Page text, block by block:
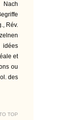
Nach
Rév.
idées
et
ou
des
TOP